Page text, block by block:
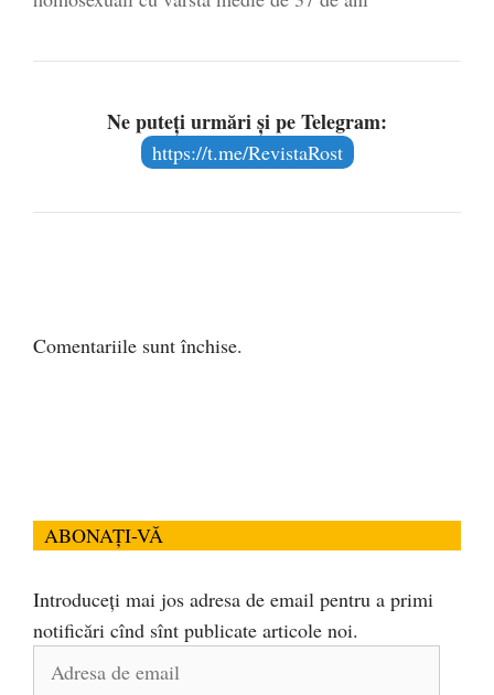
Ne puteți urmări și pe Telegram:
https://t.me/RevistaRost
Comentariile sunt închise.
ABONAȚI-VĂ
Introduceți mai jos adresa de email pentru a primi
notificări cînd sînt publicate articole noi.